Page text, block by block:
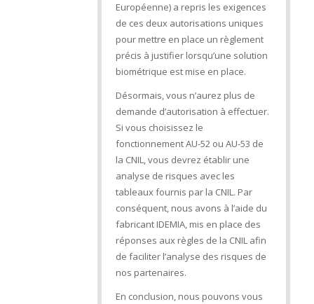
Européenne) a repris les exigences
de ces deux autorisations uniques
pour mettre en place un règlement
précis à justifier lorsqu’une solution
biométrique est mise en place.
Désormais, vous n’aurez plus de
demande d’autorisation à effectuer.
Si vous choisissez le
fonctionnement AU-52 ou AU-53 de
la CNIL, vous devrez établir une
analyse de risques avec les
tableaux fournis par la CNIL. Par
conséquent, nous avons à l’aide du
fabricant IDEMIA, mis en place des
réponses aux règles de la CNIL afin
de faciliter l’analyse des risques de
nos partenaires.
En conclusion, nous pouvons vous